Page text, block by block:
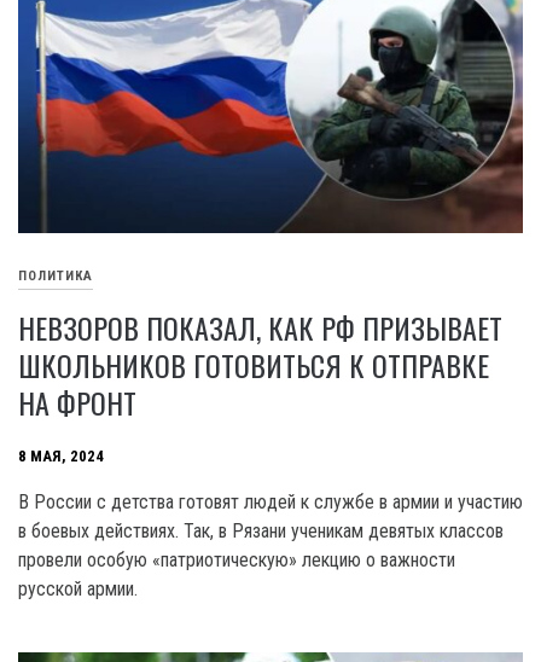
ПОЛИТИКА
НЕВЗОРОВ ПОКАЗАЛ, КАК РФ ПРИЗЫВАЕТ
ШКОЛЬНИКОВ ГОТОВИТЬСЯ К ОТПРАВКЕ
НА ФРОНТ
8 МАЯ, 2024
В России с детства готовят людей к службе в армии и участию
в боевых действиях. Так, в Рязани ученикам девятых классов
провели особую «патриотическую» лекцию о важности
русской армии.